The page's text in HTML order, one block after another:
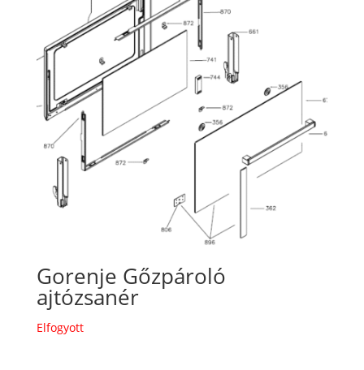
Gorenje Gőzpároló
ajtózsanér
Elfogyott